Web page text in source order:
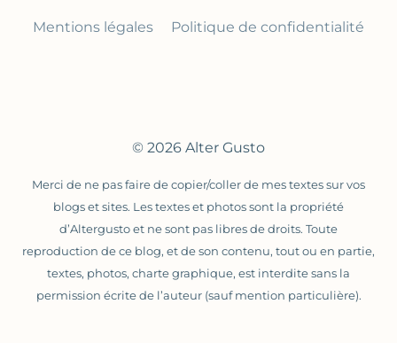
Mentions légales Politique de confidentialité
© 2026 Alter Gusto
Merci de ne pas faire de copier/coller de mes textes sur vos
blogs et sites. Les textes et photos sont la propriété
d’Altergusto et ne sont pas libres de droits. Toute
reproduction de ce blog, et de son contenu, tout ou en partie,
textes, photos, charte graphique, est interdite sans la
permission écrite de l’auteur (sauf mention particulière).